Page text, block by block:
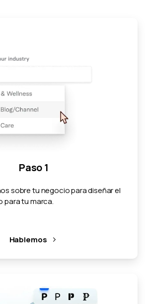
Paso 1
sobre tu negocio para diseñar el
tu marca.
Hablemos